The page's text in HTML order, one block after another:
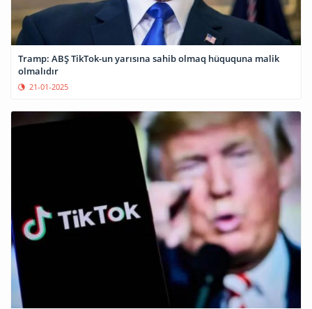
Tramp: ABŞ TikTok-un yarısına sahib olmaq hüququna malik
olmalıdır
21-01-2025